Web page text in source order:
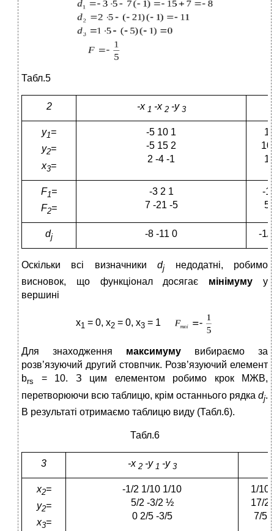
Табл.5
2 -x 1 -х 2-y 3
y1=
y2=
x3=
-5 10 1
-5 15 2
2 -4 -1
1
10
1
F1=
F2=
-3 2 1
7 -21 -5
-1
5
dj -8 -11 0 -1/
Оскільки всі визначникиdj недодатні, робимо
висновок, що функціонал досягає мінімуму у
вершині
x1 = 0, x2 = 0, x3 = 1
Для знаходження максимуму вибираємо за
розв’язуючий другий стовпчик. Розв’язуючий елемент
brs
= 10. З цим елементом робимо крок МЖВ,
перетворюючи всю таблицю, крім останнього рядка dj.
В результаті отримаємо таблицю виду (Табл.6).
Табл.6
3 -x 2 -y 1 -y 3
x2=
y2=
x3=
-1/2 1/10 1/10
5/2 -3/2 ½
0 2/5 -3/5
1/10
17/2
7/5